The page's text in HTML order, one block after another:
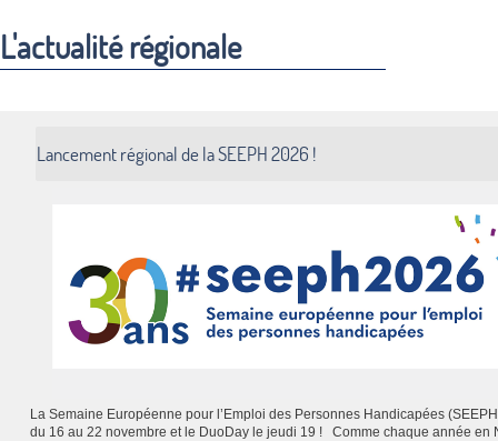
L'actualité régionale
Lancement régional de la SEEPH 2026 !
La Semaine Européenne pour l’Emploi des Personnes Handicapées
du 16 au 22 novembre et le DuoDay le jeudi 19 ! Comme chaque année en